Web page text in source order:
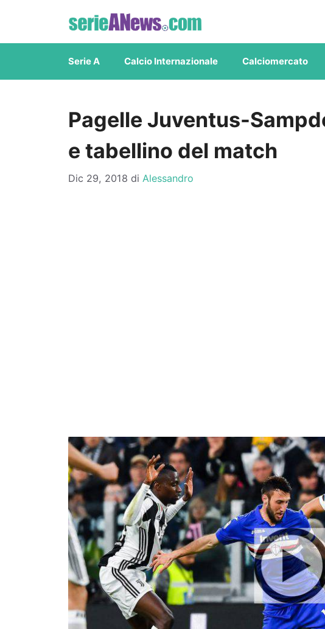
contenuto
Serie A Calcio Internazionale Calciomercato
Pagelle Juventus-
e tabellino del match
Dic 29, 2018 di Alessandro